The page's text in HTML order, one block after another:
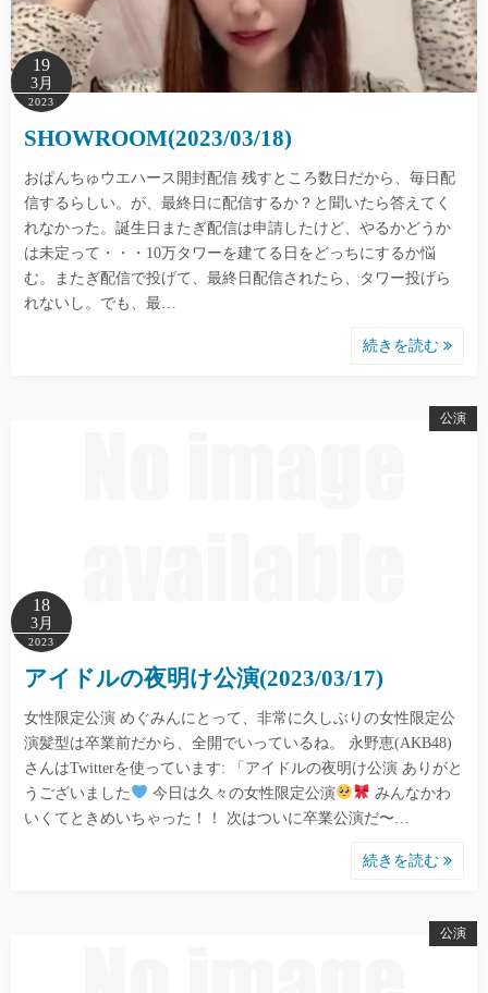
19
3月
2023
SHOWROOM(2023/03/18)
おぱんちゅウエハース開封配信 残すところ数日だから、毎日配
信するらしい。が、最終日に配信するか？と聞いたら答えてく
れなかった。誕生日またぎ配信は申請したけど、やるかどうか
は未定って・・・10万タワーを建てる日をどっちにするか悩
む。またぎ配信で投げて、最終日配信されたら、タワー投げら
れないし。でも、最…
続きを読む
公演
18
3月
2023
アイドルの夜明け公演(2023/03/17)
女性限定公演 めぐみんにとって、非常に久しぶりの女性限定公
演髪型は卒業前だから、全開でいっているね。 永野恵(AKB48)
さんはTwitterを使っています: 「アイドルの夜明け公演 ありがと
うございました
今日は久々の女性限定公演
みんなかわ
いくてときめいちゃった！！ 次はついに卒業公演だ〜…
続きを読む
公演